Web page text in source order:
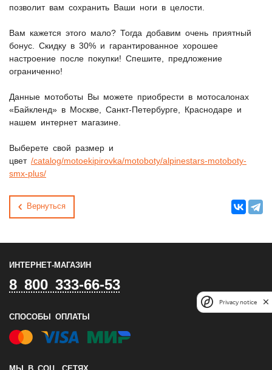
позволит вам сохранить Ваши ноги в целости.
Вам кажется этого мало? Тогда добавим очень приятный
бонус. Скидку в 30% и гарантированное хорошее
настроение после покупки! Спешите, предложение
ограниченно!
Данные мотоботы Вы можете приобрести в мотосалонах
«Байкленд» в Москве, Санкт-Петербурге, Краснодаре и
нашем интернет магазине.
Выберете свой размер и
цвет /catalog/motoekipirovka/motoboty/alpinestars-motoboty-
smx-plus/
Вернуться
ИНТЕРНЕТ-МАГАЗИН
8 800 333-66-53
СПОСОБЫ ОПЛАТЫ
Privacy notice